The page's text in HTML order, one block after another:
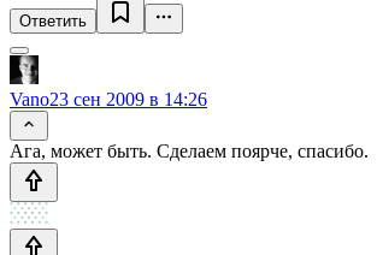
Ответить
Vano23 сен 2009 в 14:26
Ага, может быть. Сделаем поярче, спасибо.